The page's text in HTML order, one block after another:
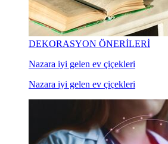
DEKORASYON ÖNERİLERİ
Nazara iyi gelen ev çiçekleri
Nazara iyi gelen ev çiçekleri